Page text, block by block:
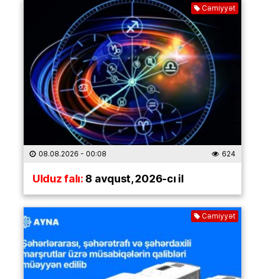
Cəmiyyət
08.08.2026 - 00:08 624
Ulduz falı:8 avqust, 2026-cı il
Cəmiyyət